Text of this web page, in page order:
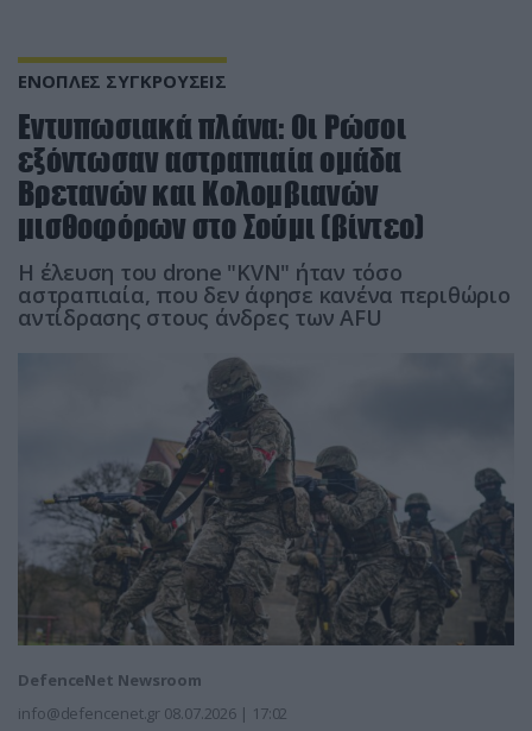
ΕΝΟΠΛΕΣ ΣΥΓΚΡΟΥΣΕΙΣ
Εντυπωσιακά πλάνα: Οι Ρώσοι
εξόντωσαν αστραπιαία ομάδα
Βρετανών και Κολομβιανών
μισθοφόρων στο Σούμι (βίντεο)
Η έλευση του drone "KVΝ" ήταν τόσο
αστραπιαία, που δεν άφησε κανένα περιθώριο
αντίδρασης στους άνδρες των AFU
DefenceNet Newsroom
info@defencenet.gr 08.07.2026 | 17:02